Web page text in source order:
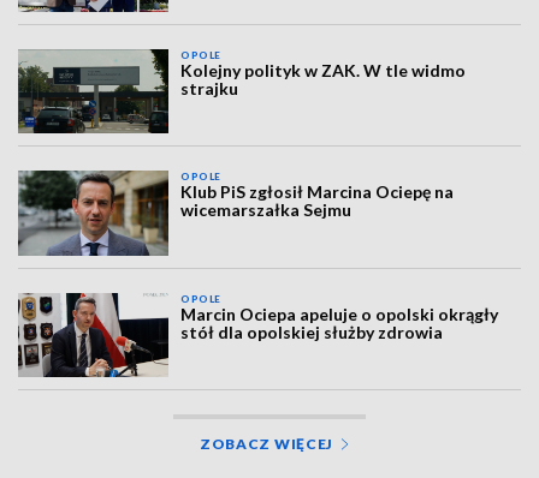
OPOLE
Kolejny polityk w ZAK. W tle widmo
strajku
OPOLE
Klub PiS zgłosił Marcina Ociepę na
wicemarszałka Sejmu
OPOLE
Marcin Ociepa apeluje o opolski okrągły
stół dla opolskiej służby zdrowia
ZOBACZ WIĘCEJ